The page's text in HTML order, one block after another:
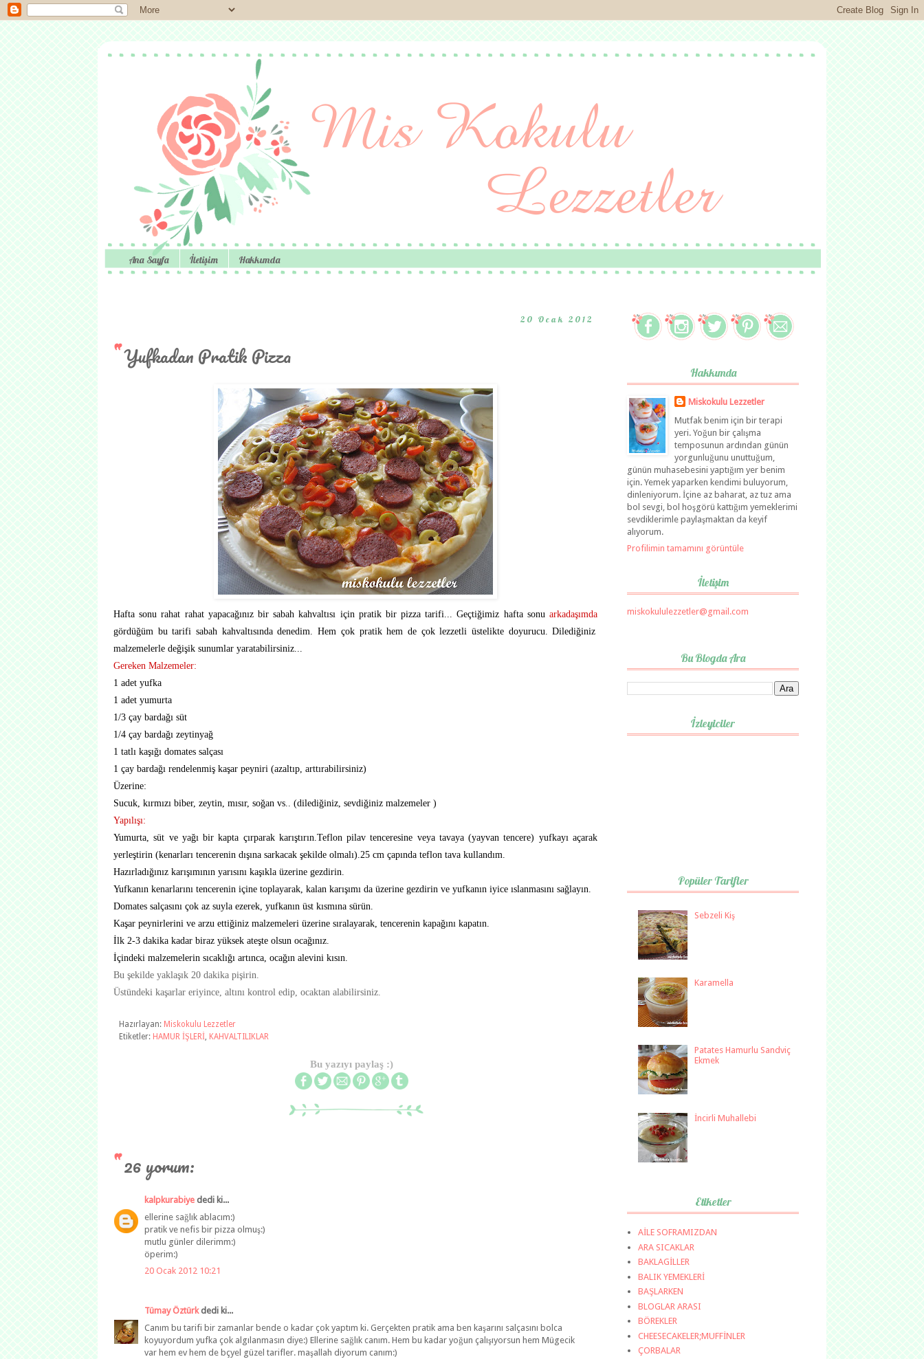
Ana Sayfa İletişim Hakkımda
20 Ocak 2012
Yufkadan Pratik Pizza
Hafta sonu rahat rahat yapacağınız bir sabah kahvaltısı için pratik bir pizza tarifi... Geçtiğimiz hafta sonu arkadaşımda
gördüğüm bu tarifi sabah kahvaltısında denedim. Hem çok pratik hem de çok lezzetli üstelikte doyurucu. Dilediğiniz
malzemelerle değişik sunumlar yaratabilirsiniz...
Gereken Malzemeler:
1 adet yufka
1 adet yumurta
1/3 çay bardağı süt
1/4 çay bardağı zeytinyağ
1 tatlı kaşığı domates salçası
1 çay bardağı rendelenmiş kaşar peyniri (azaltıp, arttırabilirsiniz)
Üzerine:
Sucuk, kırmızı biber, zeytin, mısır, soğan vs.. (dilediğiniz, sevdiğiniz malzemeler )
Yapılışı:
Yumurta, süt ve yağı bir kapta çırparak karıştırın.Teflon pilav tenceresine veya tavaya (yayvan tencere) yufkayı açarak
yerleştirin (kenarları tencerenin dışına sarkacak şekilde olmalı).25 cm çapında teflon tava kullandım.
Hazırladığınız karışımının yarısını kaşıkla üzerine gezdirin.
Yufkanın kenarlarını tencerenin içine toplayarak, kalan karışımı da üzerine gezdirin ve yufkanın iyice ıslanmasını sağlayın.
Domates salçasını çok az suyla ezerek, yufkanın üst kısmına sürün.
Kaşar peynirlerini ve arzu ettiğiniz malzemeleri üzerine sıralayarak, tencerenin kapağını kapatın.
İlk 2-3 dakika kadar biraz yüksek ateşte olsun ocağınız.
İçindeki malzemelerin sıcaklığı artınca, ocağın alevini kısın.
Bu şekilde yaklaşık 20 dakika pişirin.
Üstündeki kaşarlar eriyince, altını kontrol edip, ocaktan alabilirsiniz.
Hazırlayan: Miskokulu Lezzetler
Etiketler: HAMUR İŞLERİ, KAHVALTILIKLAR
Bu yazıyı paylaş :)
26 yorum:
kalpkurabiye dedi ki...
ellerine sağlık ablacım:)
pratik ve nefis bir pizza olmuş:)
mutlu günler dilerimm:)
öperim:)
20 Ocak 2012 10:21
Tümay Öztürkdedi ki...
Canım bu tarifi bir zamanlar bende o kadar çok yaptım ki. Gerçekten pratik ama ben kaşarını salçasını bolca
koyuyordum yufka çok algılanmasın diye:) Ellerine sağlık canım. Hem bu kadar yoğun çalışıyorsun hem Mügecik
var hem ev hem de bçyel güzel tarifler. maşallah diyorum canım:)
Hakkımda
Miskokulu Lezzetler
Mutfak benim için bir terapi
yeri. Yoğun bir çalışma
temposunun ardından günün
yorgunluğunu unuttuğum,
günün muhasebesini yaptığım yer benim
için. Yemek yaparken kendimi buluyorum,
dinleniyorum. İçine az baharat, az tuz ama
bol sevgi, bol hoşgörü kattığım yemeklerimi
sevdiklerimle paylaşmaktan da keyif
alıyorum.
Profilimin tamamını görüntüle
İletişim
miskokululezzetler@gmail.com
Bu Blogda Ara
İzleyiciler
Popüler Tarifler
Sebzeli Kiş
Karamella
Patates Hamurlu Sandviç
Ekmek
İncirli Muhallebi
Etiketler
AİLE SOFRAMIZDAN
ARA SICAKLAR
BAKLAGİLLER
BALIK YEMEKLERİ
BAŞLARKEN
BLOGLAR ARASI
BÖREKLER
CHEESECAKELER;MUFFİNLER
ÇORBALAR